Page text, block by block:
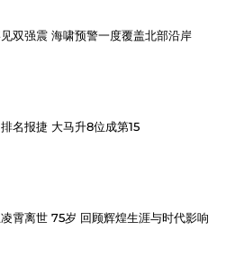
双强震 海啸预警一度覆盖北部沿岸
名报捷 大马升8位成第15
霄离世 75岁 回顾辉煌生涯与时代影响